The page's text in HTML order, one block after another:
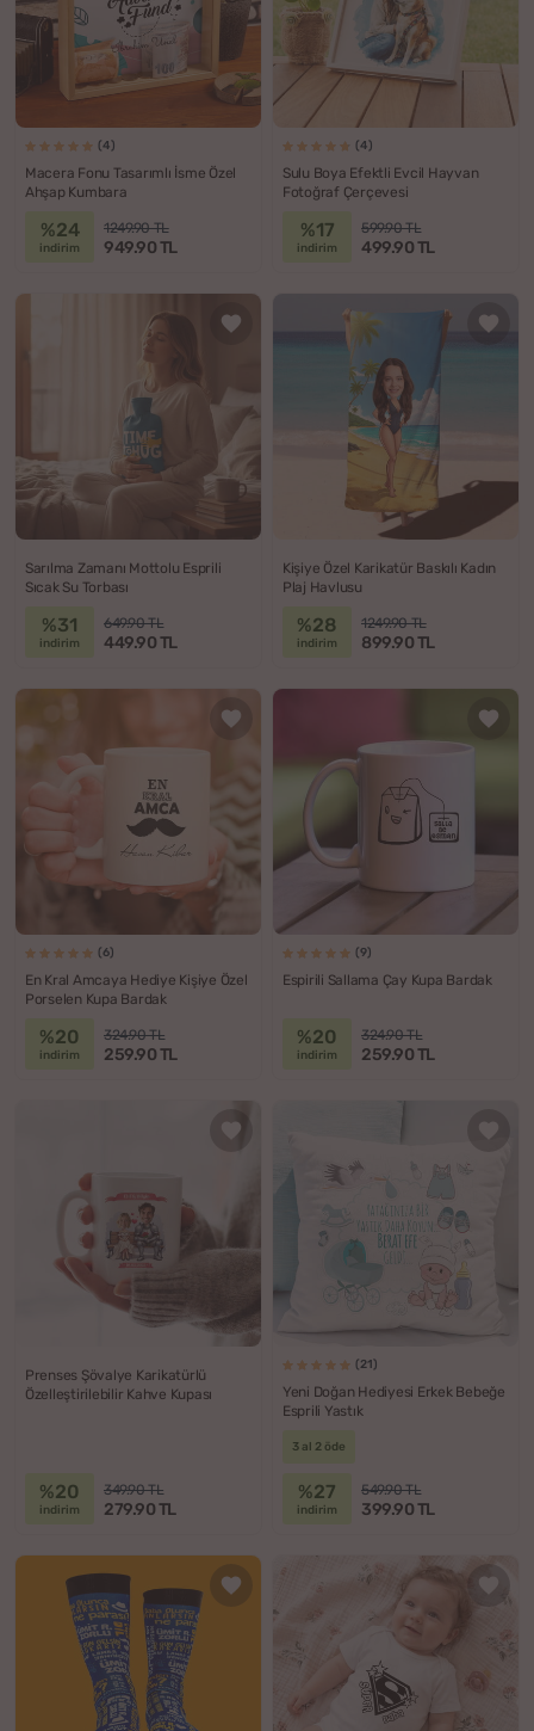
(4)
Macera Fonu Tasarımlı İsme Özel
Ahşap Kumbara
%24
indirim
1249.90 TL
949.90 TL
(4)
Sulu Boya Efektli Evcil Hayvan
Fotoğraf Çerçevesi
%17
indirim
599.90 TL
499.90 TL
Sarılma Zamanı Mottolu Esprili
Sıcak Su Torbası
%31
indirim
649.90 TL
449.90 TL
Kişiye Özel Karikatür Baskılı Kadın
Plaj Havlusu
%28
indirim
1249.90 TL
899.90 TL
(6)
En Kral Amcaya Hediye Kişiye Özel
Porselen Kupa Bardak
%20
indirim
324.90 TL
259.90 TL
(9)
Espirili Sallama Çay Kupa Bardak
%20
indirim
324.90 TL
259.90 TL
Prenses Şövalye Karikatürlü
Özelleştirilebilir Kahve Kupası
%20
indirim
349.90 TL
279.90 TL
(21)
Yeni Doğan Hediyesi Erkek Bebeğe
Esprili Yastık
3 al 2 öde
%27
indirim
549.90 TL
399.90 TL